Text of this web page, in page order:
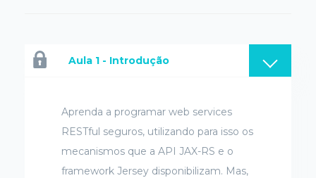
Aula 1 - Introdução
Aprenda a programar web services
RESTful seguros, utilizando para isso os
mecanismos que a API JAX-RS e o
framework Jersey disponibilizam. Mas,